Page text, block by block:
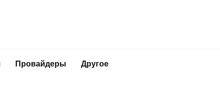
Провайдеры Другое